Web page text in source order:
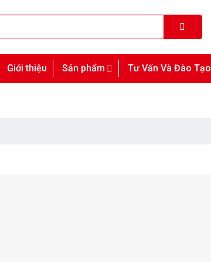
Giới thiệu Sản phẩm Tư Vấn Và Đào Tạo